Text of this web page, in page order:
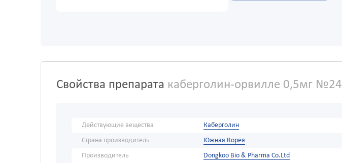
Свойства препарата каберголин-орвилле 0,5мг №24
Действующие вещества
Каберголин
Страна производитель
Южная Корея
Производитель
Dongkoo Bio & Pharma Co.Ltd